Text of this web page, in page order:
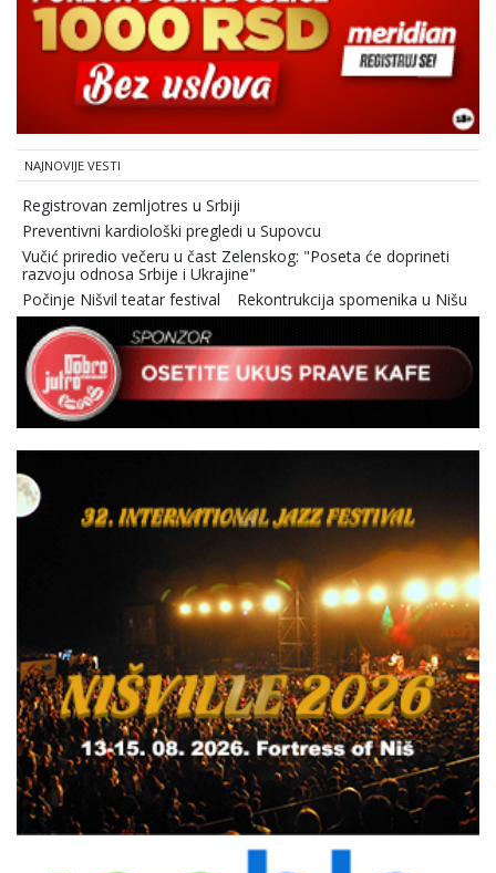
NAJNOVIJE VESTI
Registrovan zemljotres u Srbiji
Preventivni kardiološki pregledi u Supovcu
Vučić priredio večeru u čast Zelenskog: "Poseta će doprineti
razvoju odnosa Srbije i Ukrajine"
Počinje Nišvil teatar festival
Rekontrukcija spomenika u Nišu